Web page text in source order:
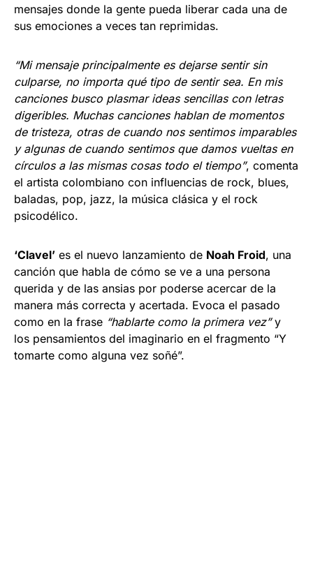
mensajes donde la gente pueda liberar cada una de
sus emociones a veces tan reprimidas.
“Mi mensaje principalmente es dejarse sentir sin
culparse, no importa qué tipo de sentir sea. En mis
canciones busco plasmar ideas sencillas con letras
digeribles. Muchas canciones hablan de momentos
de tristeza, otras de cuando nos sentimos imparables
y algunas de cuando sentimos que damos vueltas en
círculos a las mismas cosas todo el tiempo”, comenta
el artista colombiano con influencias de rock, blues,
baladas, pop, jazz, la música clásica y el rock
psicodélico.
‘Clavel’ es el nuevo lanzamiento de Noah Froid, una
canción que habla de cómo se ve a una persona
querida y de las ansias por poderse acercar de la
manera más correcta y acertada. Evoca el pasado
como en la frase “hablarte como la primera vez”y
los pensamientos del imaginario en el fragmento “Y
tomarte como alguna vez soñé”.